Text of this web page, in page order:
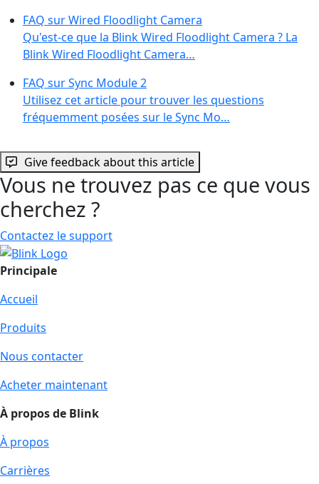
FAQ sur Wired Floodlight Camera
Qu'est-ce que la Blink Wired Floodlight Camera ? La
Blink Wired Floodlight Camera…
FAQ sur Sync Module 2
Utilisez cet article pour trouver les questions
fréquemment posées sur le Sync Mo…
Give feedback about this article
Vous ne trouvez pas ce que vous
cherchez ?
Contactez le support
Principale
Accueil
Produits
Nous contacter
Acheter maintenant
À propos de Blink
À propos
Carrières